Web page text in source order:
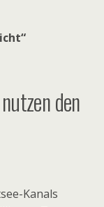
den
Kanals